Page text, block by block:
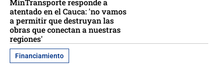
MinTransporte responde a
atentado en el Cauca: 'no vamos
a permitir que destruyan las
obras que conectan a nuestras
regiones'
Financiamiento